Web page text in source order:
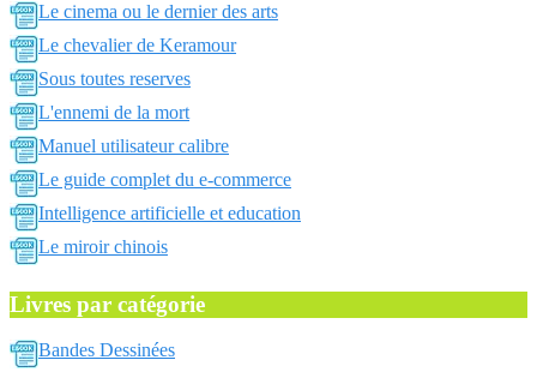
Le cinema ou le dernier des arts
Le chevalier de Keramour
Sous toutes reserves
L'ennemi de la mort
Manuel utilisateur calibre
Le guide complet du e-commerce
Intelligence artificielle et education
Le miroir chinois
Livres par catégorie
Bandes Dessinées